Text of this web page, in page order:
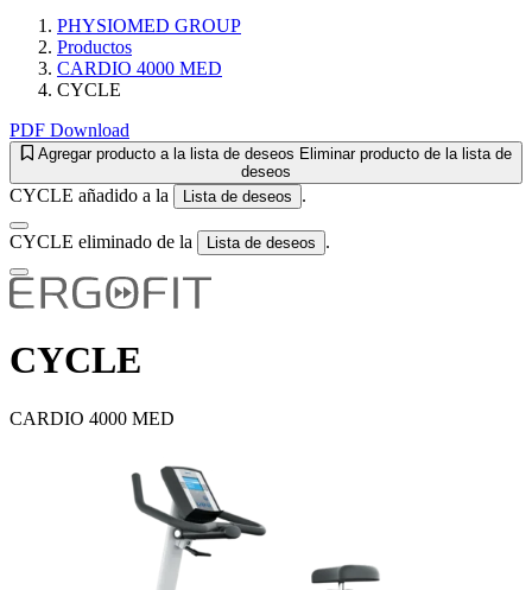
PHYSIOMED GROUP
Productos
CARDIO 4000 MED
CYCLE
PDF Download
Agregar producto a la lista de deseos Eliminar producto de la lista de
deseos
CYCLE añadido a la Lista de deseos .
CYCLE eliminado de la Lista de deseos .
CYCLE
CARDIO 4000 MED